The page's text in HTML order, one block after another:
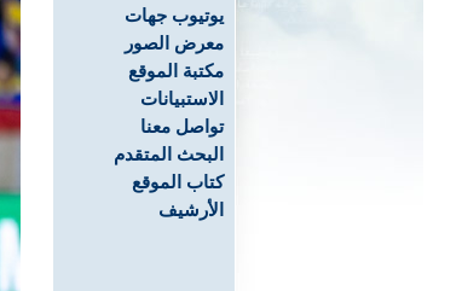
يوتيوب جهات
معرض الصور
مكتبة الموقع
الاستبيانات
تواصل معنا
البحث المتقدم
كتاب الموقع
الأرشيف